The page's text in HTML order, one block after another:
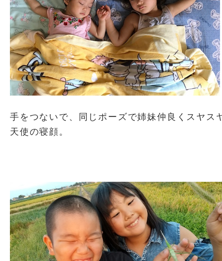
手をつないで、同じポーズで姉妹仲良くスヤス
天使の寝顔。